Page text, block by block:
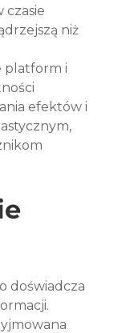
czasie
niż
platform i
efektów i
doświadcza